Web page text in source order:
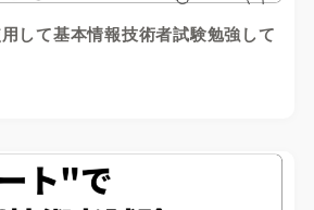
して基本情報技術者試験勉強して